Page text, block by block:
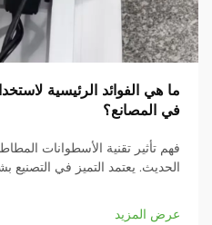
ما هي الفوائد الرئيسية
في المصانع؟
فهم تأثير تقنية الأسطوانات
الحديث. يعتمد التميز في
الأسطوانات المطاطية المخصصة
عرض المزيد